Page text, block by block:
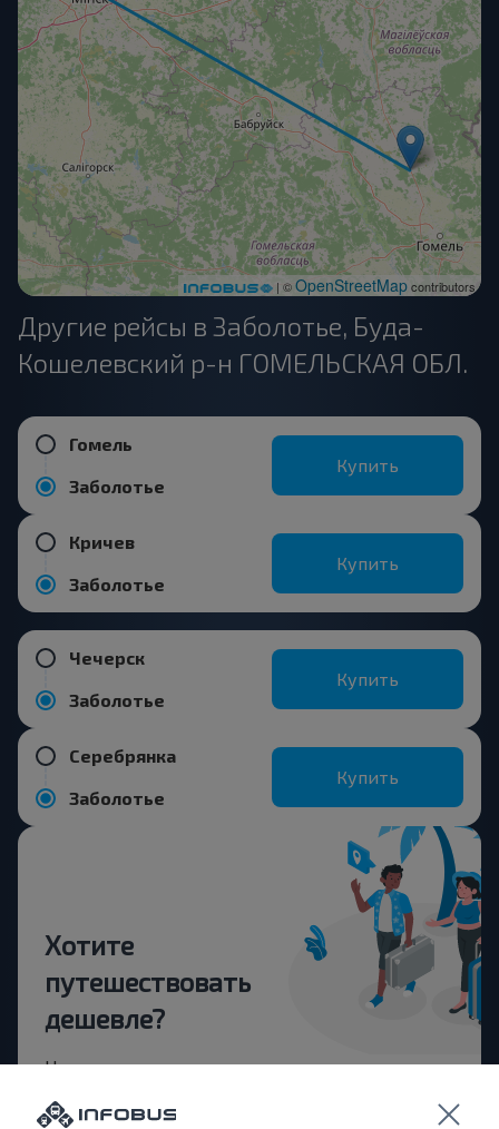
| ©OpenStreetMapcontributors
Другие рейсы в Заболотье, Буда-
Кошелевский р-н ГОМЕЛЬСКАЯ ОБЛ.
Гомель
Заболотье
Купить
Кричев
Заболотье
Купить
Чечерск
Заболотье
Купить
Серебрянка
Заболотье
Купить
Хотите
путешествовать
дешевле?
Не пропусти специальные акции, скидки и
Подпишись на получение новостей и